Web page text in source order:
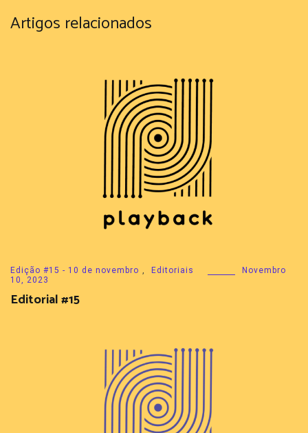
Artigos relacionados
Edição #15 - 10 de novembro , Editoriais
Novembro
10, 2023
Editorial #15